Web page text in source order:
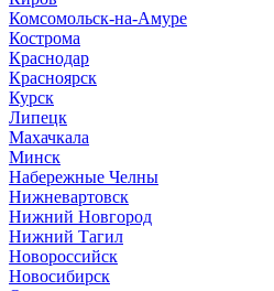
Комсомольск-на-Амуре
Кострома
Краснодар
Красноярск
Курск
Липецк
Махачкала
Минск
Набережные Челны
Нижневартовск
Нижний Новгород
Нижний Тагил
Новороссийск
Новосибирск